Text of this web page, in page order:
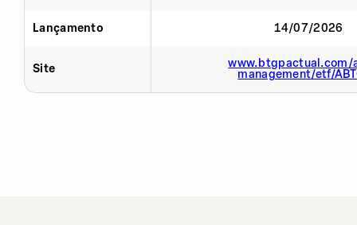
Lançamento 14/07/2026
Site
www.btgpactual.com/
management/etf/